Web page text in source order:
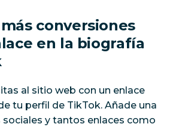
conversiones
en la biografía
al sitio web con un enlace
tu perfil de TikTok. Añade una
sociales y tantos enlaces como